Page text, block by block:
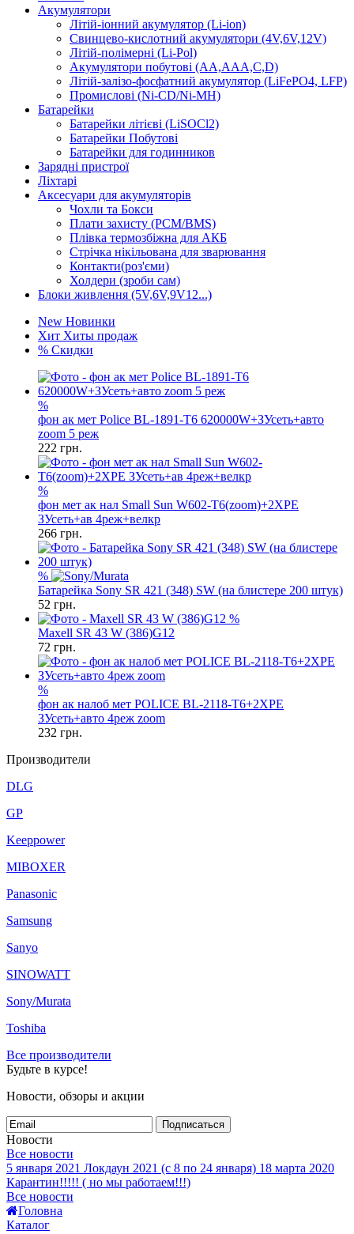
Акумулятори
Літій-іонний акумулятор (Li-ion)
Свинцево-кислотний акумулятори (4V,6V,12V)
Літій-полімерні (Li-Pol)
Акумулятори побутові (AA,AAA,C,D)
Літій-залізо-фосфатний акумулятор (LiFePO4, LFP)
Промислові (Ni-CD/Ni-MH)
Батарейки
Батарейки літієві (LiSOCl2)
Батарейки Побутові
Батарейки для годинников
Зарядні пристрої
Ліхтарі
Аксесуари для акумуляторів
Чохли та Бокси
Плати захисту (PCM/BMS)
Плівка термозбіжна для АКБ
Стрічка нікільована для зварювання
Контакти(роз'єми)
Холдери (зроби сам)
Блоки живлення (5V,6V,9V12...)
New Новинки
Хит Хиты продаж
% Скидки
%
фон ак мет Police BL-1891-T6 620000W+ЗУсеть+авто
zoom 5 реж
222 грн.
%
фон мет ак нал Small Sun W602-T6(zoom)+2XPE
ЗУсеть+ав 4реж+велкр
266 грн.
%
Батарейка Sony SR 421 (348) SW (на блистере 200 штук)
52 грн.
%
Maxell SR 43 W (386)G12
72 грн.
%
фон ак налоб мет POLICE BL-2118-T6+2XPE
ЗУсеть+авто 4реж zoom
232 грн.
Производители
DLG
GP
Keeppower
MIBOXER
Panasonic
Samsung
Sanyo
SINOWATT
Sony/Murata
Toshiba
Все производители
Будьте в курсе!
Новости, обзоры и акции
Подписаться
Новости
Все новости
5 января 2021 Локдаун 2021 (с 8 по 24 января) 18 марта 2020
Карантин!!!!! ( но мы работаем!!!)
Все новости
Головна
Каталог